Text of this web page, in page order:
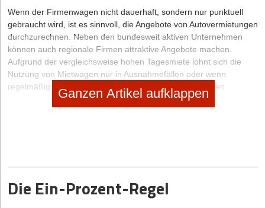
Wenn der Firmenwagen nicht dauerhaft, sondern nur punktuell
gebraucht wird, ist es sinnvoll, die Angebote von Autovermietungen
durchzurechnen. Neben den bundesweit aktiven Unternehmen
können auch regionale Firmen attraktive Angebote machen.
Aufgrund der vergleichsweise hohen Tagesmiete lohnt sich die
Nutzung von Mietwagen nur in Ausnahmefällen oder wenn
regelmäßig wechselnd ganz verschiedene Fahrzeugtypen
gebraucht werden.
Sharing-Fahrzeuge für spontane Fahrten ohne Voranmeldung
Ganzen Artikel aufklappen
Die Ein-Prozent-Regel